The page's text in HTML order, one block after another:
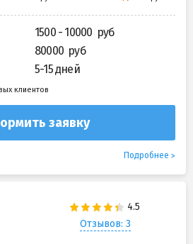
1500 - 10000
80000
5-15 дней
клиентов
заявку
Подробнее
Отзывов: 3